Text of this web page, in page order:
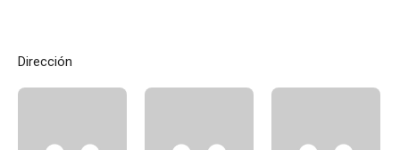
Dirección